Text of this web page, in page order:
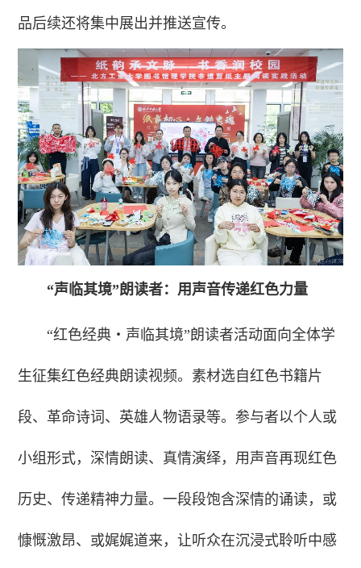
品后续还将集中展出并推送宣传。
“声临其境”朗读者：用声音传递红色力量
“红色经典・声临其境”朗读者活动面向全体学
生征集红色经典朗读视频。素材选自红色书籍片
段、革命诗词、英雄人物语录等。参与者以个人或
小组形式，深情朗读、真情演绎，用声音再现红色
历史、传递精神力量。一段段饱含深情的诵读，或
慷慨激昂、或娓娓道来，让听众在沉浸式聆听中感